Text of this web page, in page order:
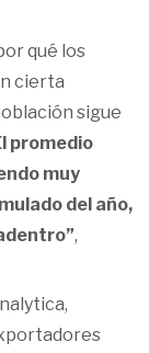
qué los
cierta
sigue
promedio
muy
del año,
,